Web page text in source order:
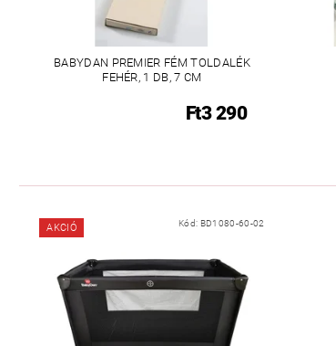
BABYDAN PREMIER FÉM TOLDALÉK
FEHÉR, 1 DB, 7 CM
Ft3 290
AKCIÓ Kód: BD1080-60-02